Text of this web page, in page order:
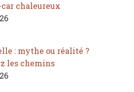
chaleureux
: mythe ou réalité ?
les chemins